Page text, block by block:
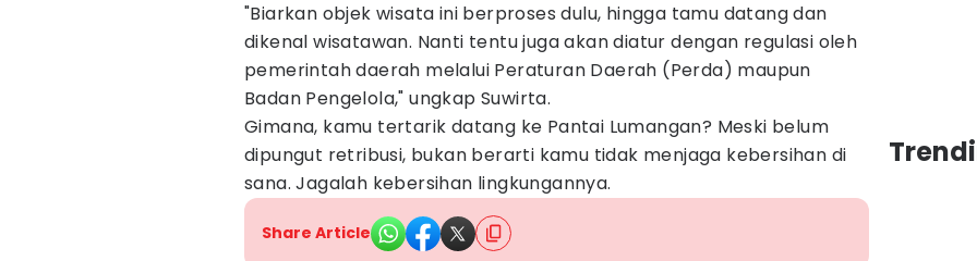
"Biarkan objek wisata ini berproses dulu, hingga tamu datang dan
dikenal wisatawan. Nanti tentu juga akan diatur dengan regulasi oleh
pemerintah daerah melalui Peraturan Daerah (Perda) maupun
Badan Pengelola," ungkap Suwirta.
Gimana, kamu tertarik datang ke Pantai Lumangan? Meski belum
dipungut retribusi, bukan berarti kamu tidak menjaga kebersihan di
sana. Jagalah kebersihan lingkungannya.
Share Article